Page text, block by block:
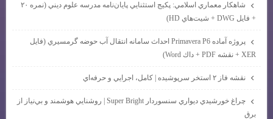
شاهكار معماري اسلامي: پكيج استثنايي پايان‌نامه مدرسه علوم ديني (نمره ۲۰
+ فايل DWG + شيت‌هاي HD)
پروژه آماده Primavera P6 احداث سامانه انتقال آب حوضه گرمسيري (فايل
XER + نقشه PDF + داك Word)
نقشه فاز ۲ استخر سرپوشيده | كامل، اجرايي و حرفه‌اي
چراغ خورشيدي ديواري سنسوردار Super Bright | روشنايي هوشمند و بي‌نياز از
برق